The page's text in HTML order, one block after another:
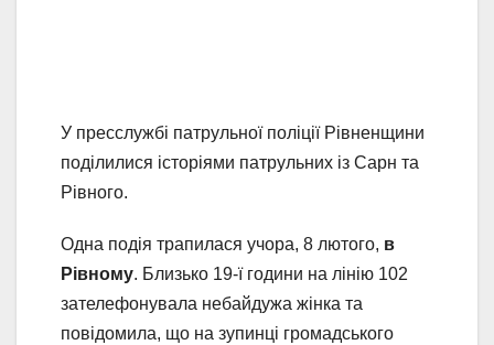
У пресслужбі патрульної поліції Рівненщини
поділилися історіями патрульних із Сарн та
Рівного.
Одна подія трапилася учора, 8 лютого, в
Рівному. Близько 19-ї години на лінію 102
зателефонувала небайдужа жінка та
повідомила, що на зупинці громадського